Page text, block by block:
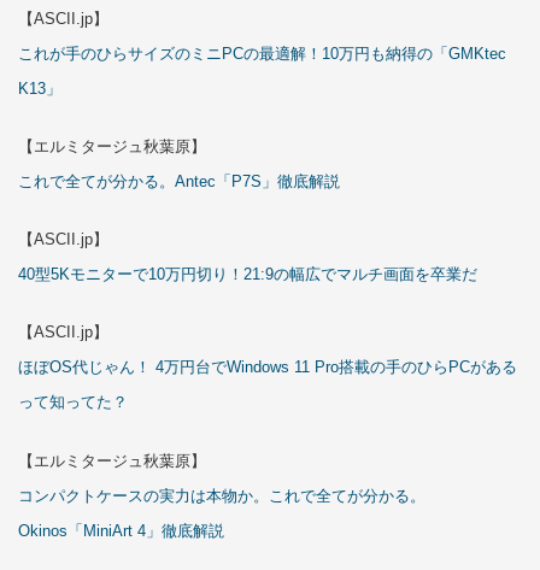
【ASCII.jp】
これが手のひらサイズのミニPCの最適解！10万円も納得の「GMKtec
K13」
【エルミタージュ秋葉原】
これで全てが分かる。Antec「P7S」徹底解説
【ASCII.jp】
40型5Kモニターで10万円切り！21:9の幅広でマルチ画面を卒業だ
【ASCII.jp】
ほぼOS代じゃん！ 4万円台でWindows 11 Pro搭載の手のひらPCがある
って知ってた？
【エルミタージュ秋葉原】
コンパクトケースの実力は本物か。これで全てが分かる。
Okinos「MiniArt 4」徹底解説